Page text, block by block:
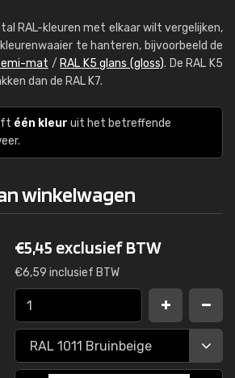
RAL-kleuren met elkaar wilt vergelijken,
te hanteren, bijvoorbeeld de
mat / RAL K5 glans (gloss). De RAL K5
dan de RAL K7.
één kleur uit het betreffende
winkelwagen
€5,45 exclusief BTW
€6,59 inclusief BTW